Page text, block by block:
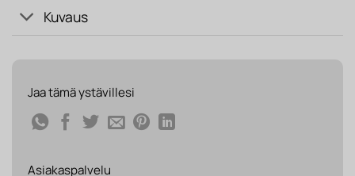
Kuvaus
Jaa tämä ystävillesi
Asiakaspalvelu